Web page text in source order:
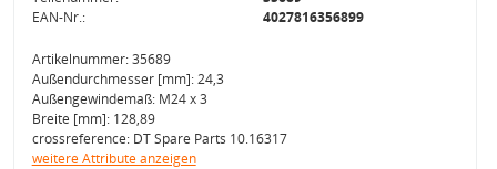
EAN-Nr.:
4027816356899
Artikelnummer: 35689
Außendurchmesser [mm]: 24,3
Außengewindemaß: M24 x 3
Breite [mm]: 128,89
crossreference: DT Spare Parts 10.16317
weitere Attribute anzeigen